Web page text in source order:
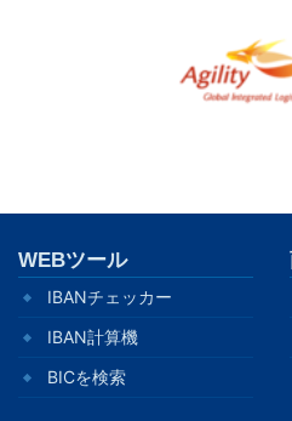
WEBツール
IBANチェッカー
IBAN計算機
BICを検索